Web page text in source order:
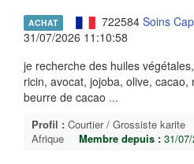
ACHAT 722584 Soins
31/07/2026 11:10:58
je recherche des huiles
ricin, avocat, jojoba, olive,
beurre de cacao ...
Profil : Courtier / Grossiste karite
Afrique
Membre depuis : 31/